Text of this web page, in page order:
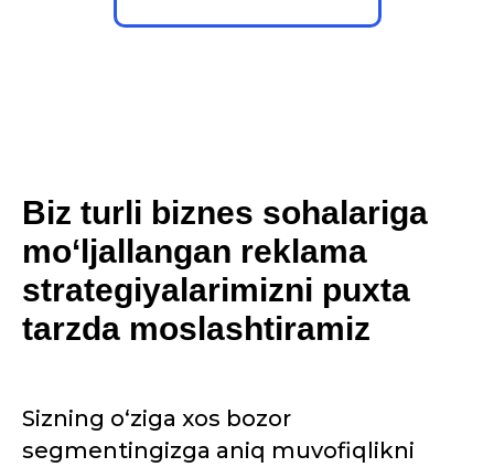
Biz turli biznes sohalariga
mo‘ljallangan reklama
strategiyalarimizni puxta
tarzda moslashtiramiz
Sizning o‘ziga xos bozor
segmentingizga aniq muvofiqlikni